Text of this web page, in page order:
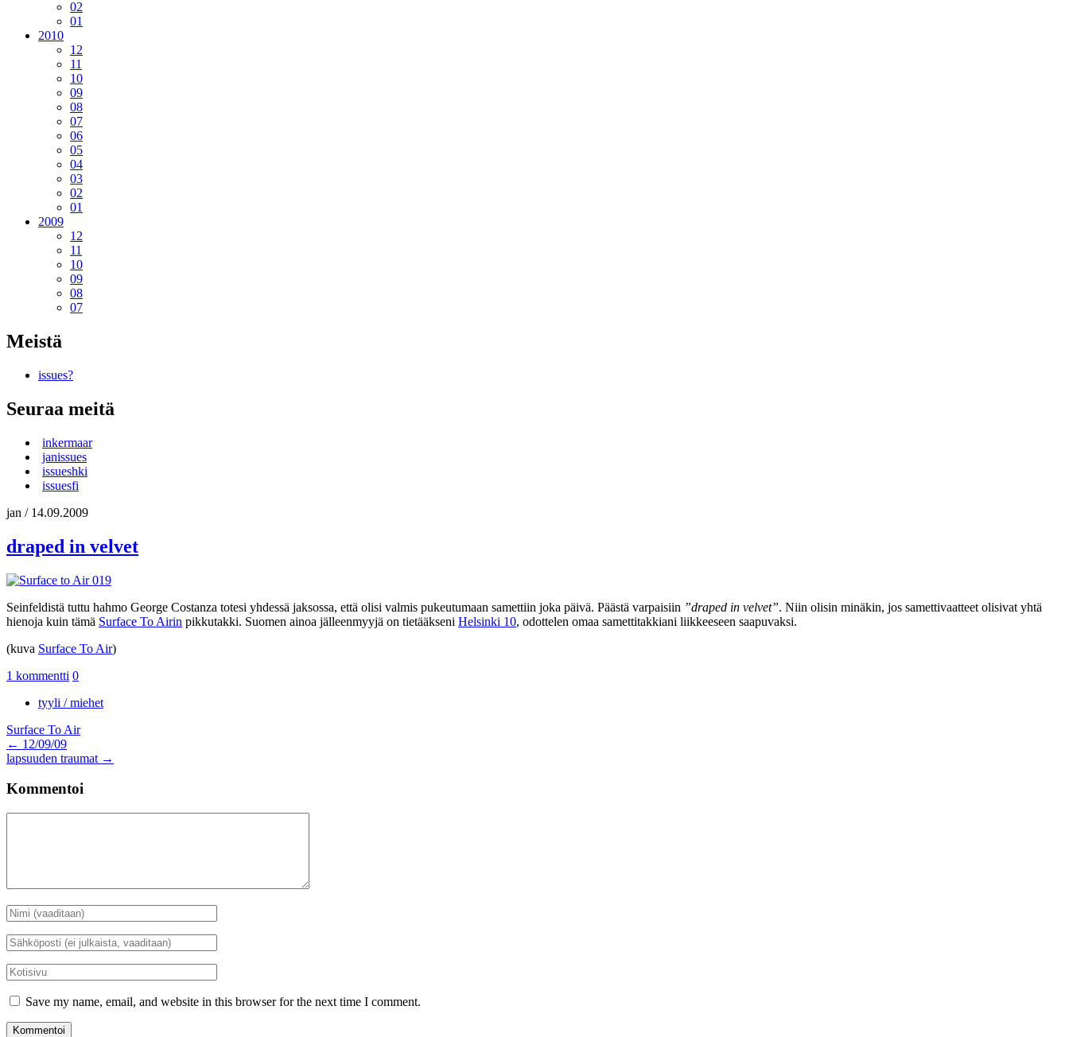
02
01
2010
12
11
10
09
08
07
06
05
04
03
02
01
2009
12
11
10
09
08
07
Meistä
issues?
Seuraa meitä
inkermaar
janissues
issueshki
issuesfi
jan / 14.09.2009
draped in velvet
Seinfeldistä tuttu hahmo George Costanza totesi yhdessä jaksossa, että olisi valmis pukeutumaan samettiin joka päivä. Päästä varpaisiin ”draped in velvet”. Niin olisin minäkin, jos samettivaatteet olisivat yhtä
hienoja kuin tämä Surface To Airin pikkutakki. Suomen ainoa jälleenmyyjä on tietääkseni Helsinki 10, odottelen omaa samettitakkiani liikkeeseen saapuvaksi.
(kuva Surface To Air)
1 kommentti 0
tyyli / miehet
Surface To Air
Artikkelien
selaus
← 12/09/09
lapsuuden traumat →
Kommentoi
Nimi
*
Sähköposti
*
Kotisivu
Save my name, email, and website in this browser for the next time I comment.